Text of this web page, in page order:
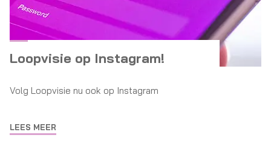
Loopvisie op Instagram!
Volg Loopvisie nu ook op Instagram
LEES MEER